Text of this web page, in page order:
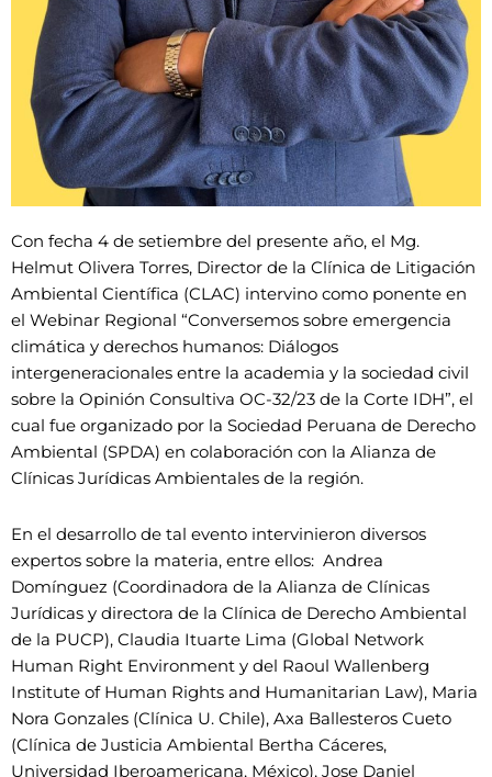
Con fecha 4 de setiembre del presente año, el Mg.
Helmut Olivera Torres, Director de la Clínica de Litigación
Ambiental Científica (CLAC) intervino como ponente en
el Webinar Regional “Conversemos sobre emergencia
climática y derechos humanos: Diálogos
intergeneracionales entre la academia y la sociedad civil
sobre la Opinión Consultiva OC-32/23 de la Corte IDH”, el
cual fue organizado por la Sociedad Peruana de Derecho
Ambiental (SPDA) en colaboración con la Alianza de
Clínicas Jurídicas Ambientales de la región.
En el desarrollo de tal evento intervinieron diversos
expertos sobre la materia, entre ellos: Andrea
Domínguez (Coordinadora de la Alianza de Clínicas
Jurídicas y directora de la Clínica de Derecho Ambiental
de la PUCP), Claudia Ituarte Lima (Global Network
Human Right Environment y del Raoul Wallenberg
Institute of Human Rights and Humanitarian Law), Maria
Nora Gonzales (Clínica U. Chile), Axa Ballesteros Cueto
(Clínica de Justicia Ambiental Bertha Cáceres,
Universidad Iberoamericana, México), Jose Daniel